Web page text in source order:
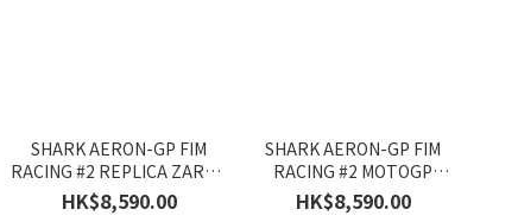
SHARK AERON-GP FIM
RACING #2 REPLICA ZARCO
WINTER TEST 2026
HE4103E
HK$8,590.00
SHARK AERON-GP FIM
RACING #2 MOTOGP
HE4180E
HK$8,590.00